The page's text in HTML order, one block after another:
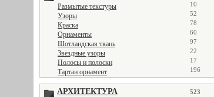
Размытые текстуры 10
Узоры 52
Краска 78
Орнаменты 60
Шотландская ткань 97
Звездные узоры 22
Полосы и полоски 17
Тартан орнамент 196
АРХИТЕКТУРА 523